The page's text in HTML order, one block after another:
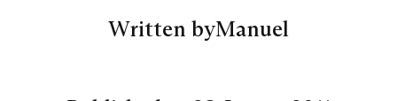
Written byManuel